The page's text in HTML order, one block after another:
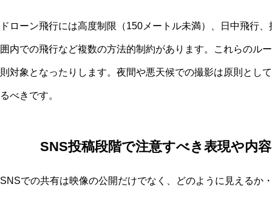
ドローン飛行には高度制限（150メートル未満）、日中飛行
囲内での飛行など複数の方法的制約があります。これらのル
則対象となったりします。夜間や悪天候での撮影は原則とし
るべきです。
SNS投稿段階で注意すべき表現や内
SNSでの共有は映像の公開だけでなく、どのように見えるか